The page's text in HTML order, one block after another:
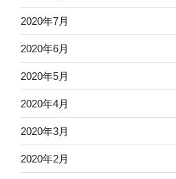
2020年7月
2020年6月
2020年5月
2020年4月
2020年3月
2020年2月